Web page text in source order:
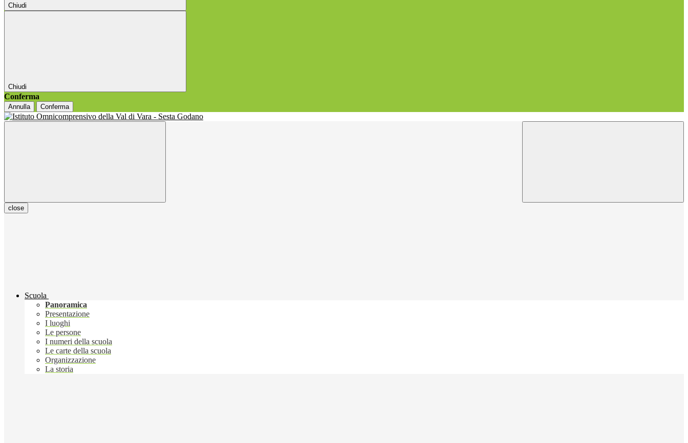
Chiudi
Chiudi
Conferma
Annulla Conferma
close
Scuola
Panoramica
Presentazione
I luoghi
Le persone
I numeri della scuola
Le carte della scuola
Organizzazione
La storia